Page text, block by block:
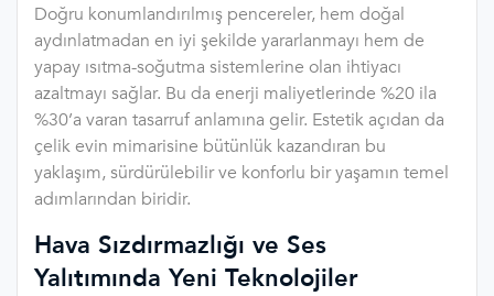
Doğru konumlandırılmış pencereler, hem doğal
aydınlatmadan en iyi şekilde yararlanmayı hem de
yapay ısıtma-soğutma sistemlerine olan ihtiyacı
azaltmayı sağlar. Bu da enerji maliyetlerinde %20 ila
%30’a varan tasarruf anlamına gelir. Estetik açıdan da
çelik evin mimarisine bütünlük kazandıran bu
yaklaşım, sürdürülebilir ve konforlu bir yaşamın temel
adımlarından biridir.
Hava Sızdırmazlığı ve Ses
Yalıtımında Yeni Teknolojiler